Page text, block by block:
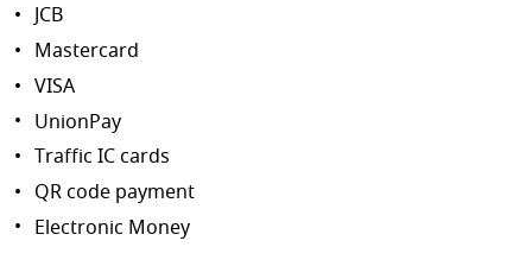
JCB
Mastercard
VISA
UnionPay
Traffic IC cards
QR code payment
Electronic Money